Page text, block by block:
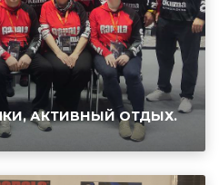
АКТИВНЫЙ ОТДЫХ.